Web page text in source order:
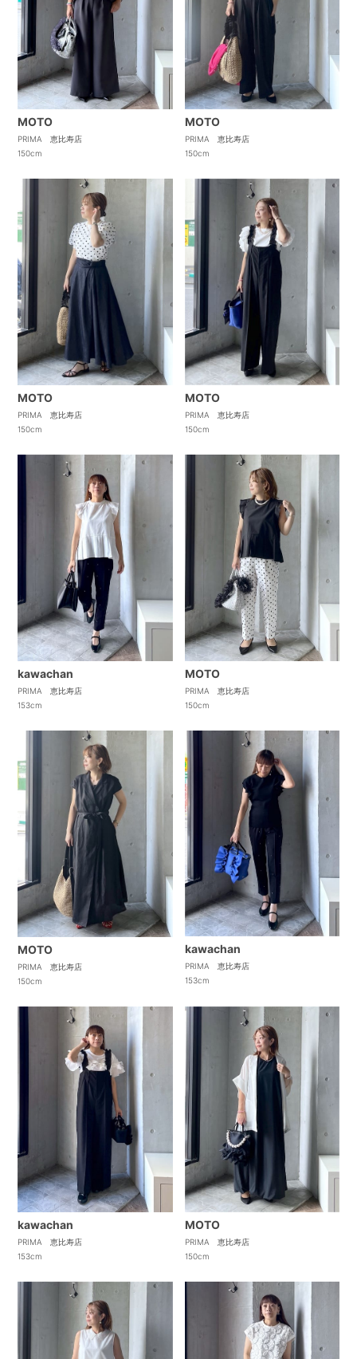
MOTO
PRIMA 恵比寿店
150cm
MOTO
PRIMA 恵比寿店
150cm
MOTO
PRIMA 恵比寿店
150cm
MOTO
PRIMA 恵比寿店
150cm
kawachan
PRIMA 恵比寿店
153cm
MOTO
PRIMA 恵比寿店
150cm
MOTO
PRIMA 恵比寿店
150cm
kawachan
PRIMA 恵比寿店
153cm
kawachan
PRIMA 恵比寿店
153cm
MOTO
PRIMA 恵比寿店
150cm